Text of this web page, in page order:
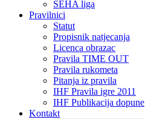
SEHA liga
Pravilnici
Statut
Propisnik natjecanja
Licenca obrazac
Pravila TIME OUT
Pravila rukometa
Pitanja iz pravila
IHF Pravila igre 2011
IHF Publikacija dopune
Kontakt